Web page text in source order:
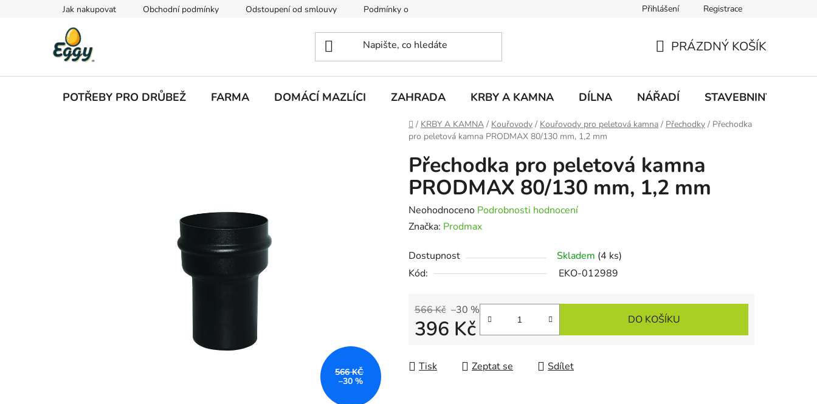
Jak nakupovat Obchodní podmínky Odstoupení od smlouvy Podmínky ochrany osobních údajů Doprava a platbaPřihlášení Registrace
KOŠÍK
PRÁZDNÝ KOŠÍK
POTŘEBY PRO DRŮBEŽ FARMA DOMÁCÍ MAZLÍCI ZAHRADA KRBY A KAMNA DÍLNA NÁŘADÍ STAVEBNINY
Domů
/ KRBY A KAMNA / Kouřovody / Kouřovody pro peletová kamna / Přechodky / Přechodka
pro peletová kamna PRODMAX 80/130 mm, 1,2 mm
Přechodka pro peletová kamna
PRODMAX 80/130 mm, 1,2 mm
Průměrné
hodnocení
je
0,0
hvězdiček.
Neohodnoceno Podrobnosti hodnocení
Značka: Prodmax
Dostupnost Skladem (4 ks)
Kód:
EKO-012989
566 Kč –30 %
396 Kč DO KOŠÍKU
Tisk Zeptat se Sdílet
566 KČ
–30 %